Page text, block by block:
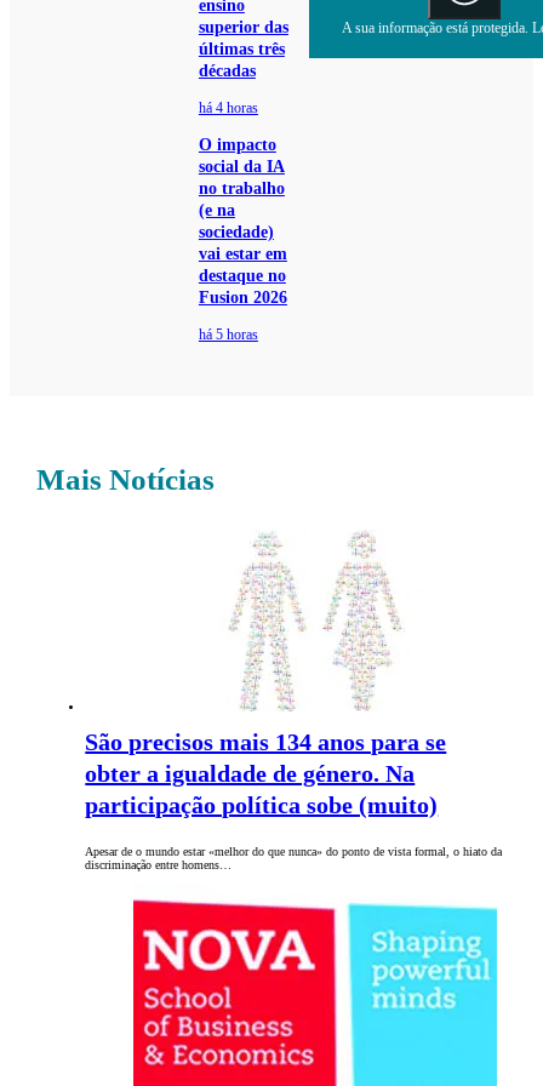
ensino
superior das
últimas três
décadas
há 4 horas
O impacto
social da IA
no trabalho
(e na
sociedade)
vai estar em
destaque no
Fusion 2026
há 5 horas
A sua informação está protegida.
Mais Notícias
São precisos mais 134 anos para se
obter a igualdade de género. Na
participação política sobe (muito)
Apesar de o mundo estar «melhor do que nunca» do ponto de vista formal, o hiato da
discriminação entre homens…